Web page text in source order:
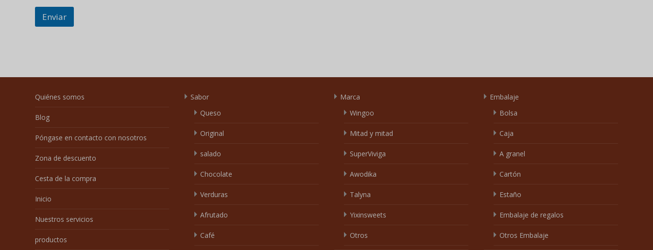
Enviar
Quiénes somos
Blog
Póngase en contacto con nosotros
Zona de descuento
Cesta de la compra
Inicio
Nuestros servicios
productos
Sabor
Queso
Original
salado
Chocolate
Verduras
Afrutado
Café
Marca
Wingoo
Mitad y mitad
SuperViviga
Awodika
Talyna
Yixinsweets
Otros
Embalaje
Bolsa
Caja
A granel
Cartón
Estaño
Embalaje de regalos
Otros Embalaje